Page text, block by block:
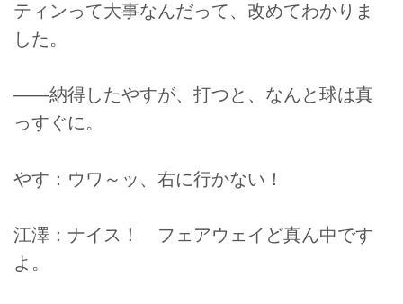
ティンって大事なんだって、改めてわかりま
した。
――納得したやすが、打つと、なんと球は真
っすぐに。
やす：ウワ～ッ、右に行かない！
江澤：ナイス！ フェアウェイど真ん中です
よ。